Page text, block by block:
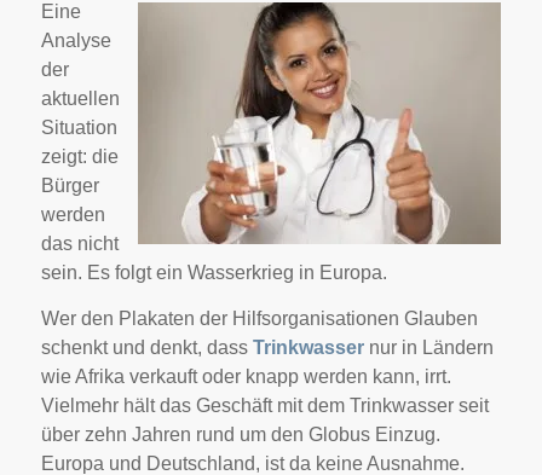
Eine
Analyse
der
aktuellen
Situation
zeigt: die
Bürger
werden
das nicht
sein. Es folgt ein Wasserkrieg in Europa.
Wer den Plakaten der Hilfsorganisationen Glauben
schenkt und denkt, dass Trinkwassernur in Ländern
wie Afrika verkauft oder knapp werden kann, irrt.
Vielmehr hält das Geschäft mit dem Trinkwasser seit
über zehn Jahren rund um den Globus Einzug.
Europa und Deutschland, ist da keine Ausnahme.